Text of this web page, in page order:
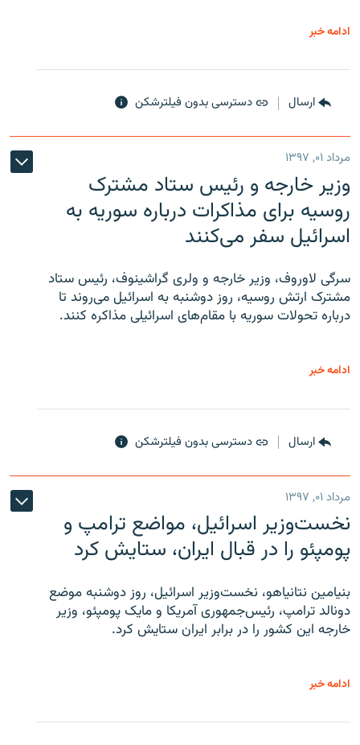
ادامه خبر
ارسال دسترسی بدون فیلترشکن
مرداد ۰۱, ۱۳۹۷
وزیر خارجه و رئیس‌ ستاد مشترک
روسیه برای مذاکرات درباره سوریه به
اسرائیل سفر می‌کنند
سرگی لاوروف، وزیر خارجه و ولری گراشینوف، رئیس ستاد
مشترک ارتش روسیه، روز دوشنبه به اسرائیل می‌روند تا
درباره تحولات سوریه با مقام‌های اسرائیلی مذاکره کنند.
ادامه خبر
ارسال دسترسی بدون فیلترشکن
مرداد ۰۱, ۱۳۹۷
نخست‌وزیر اسرائیل، مواضع ترامپ و
پومپئو را در قبال ایران، ستایش کرد
بنیامین نتانیاهو، نخست‌وزیر اسرائیل، روز دوشنبه موضع
دونالد ترامپ، رئیس‌جمهوری آمریکا و مایک پومپئو، وزیر
خارجه این کشور را در برابر ایران ستایش کرد.
ادامه خبر